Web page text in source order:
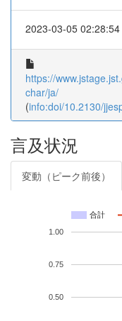
2023-03-05 02:28:54
https://
char/ja/
(info:doi/10.2130/
言及状況
変動（ピーク前後）
合計
0.50
0.75
1.00